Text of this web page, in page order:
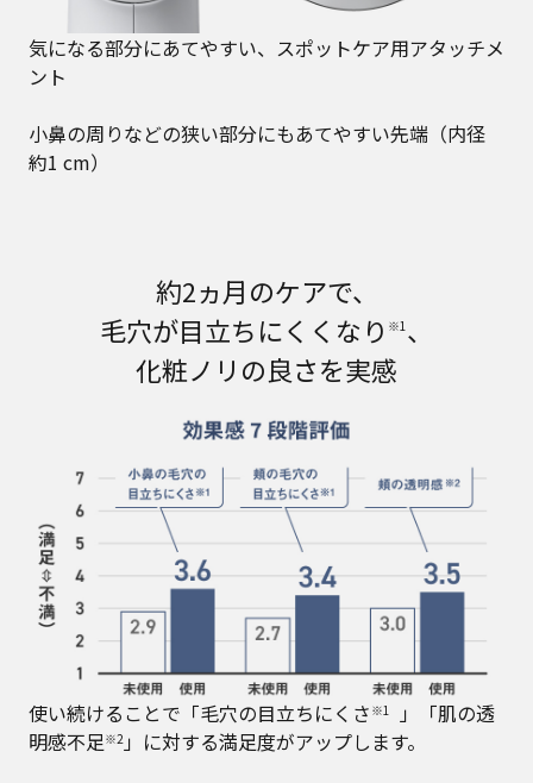
気になる部分にあてやすい、スポットケア用アタッチメ
ント​
小鼻の周りなどの狭い部分にもあてやすい先端（内径
約1 cm）​
約2ヵ月のケアで、
毛穴が目立ちにくくなり ※1、
化粧ノリの良さを実感
使い続けることで「毛穴の目立ちにくさ ※1 」「肌の透
明感不足※2」に対する満足度がアップします。